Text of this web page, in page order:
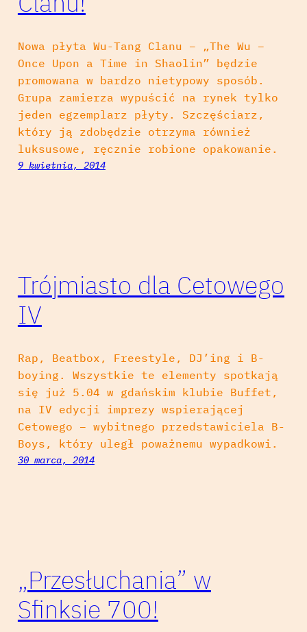
Nowa płyta Wu-Tang Clanu – „The Wu –
Once Upon a Time in Shaolin” będzie
promowana w bardzo nietypowy sposób.
Grupa zamierza wypuścić na rynek tylko
jeden egzemplarz płyty. Szczęściarz,
który ją zdobędzie otrzyma również
luksusowe, ręcznie robione opakowanie.
9 kwietnia, 2014
Trójmiasto dla Cetowego
IV
Rap, Beatbox, Freestyle, DJ’ing i B-
boying. Wszystkie te elementy spotkają
się już 5.04 w gdańskim klubie Buffet,
na IV edycji imprezy wspierającej
Cetowego – wybitnego przedstawiciela B-
Boys, który uległ poważnemu wypadkowi.
30 marca, 2014
„Przesłuchania” w
Sfinksie 700!